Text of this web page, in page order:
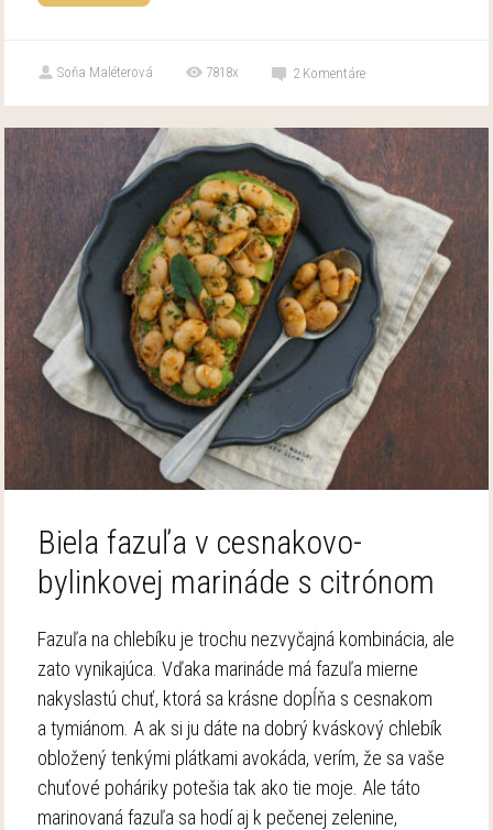
Soňa Maléterová 7818x 2 Komentáre
Biela fazuľa v cesnakovo-
bylinkovej marináde s citrónom
Fazuľa na chlebíku je trochu nezvyčajná kombinácia, ale
zato vynikajúca. Vďaka marináde má fazuľa mierne
nakyslastú chuť, ktorá sa krásne dopĺňa s cesnakom
a tymiánom. A ak si ju dáte na dobrý kváskový chlebík
obložený tenkými plátkami avokáda, verím, že sa vaše
chuťové poháriky potešia tak ako tie moje. Ale táto
marinovaná fazuľa sa hodí aj k pečenej zelenine,